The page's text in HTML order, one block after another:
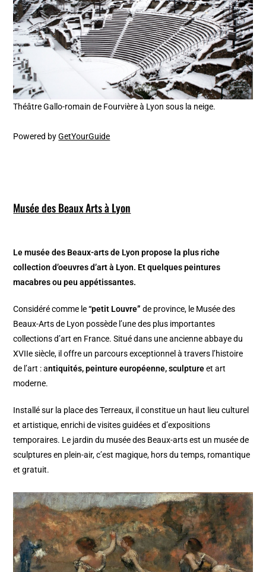
Théâtre Gallo-romain de Fourvière à Lyon sous la neige.
Powered byGetYourGuide
Musée des Beaux Arts à Lyon
Le musée des Beaux-arts de Lyon propose la plus riche
collection d’oeuvres d’art à Lyon. Et quelques peintures
macabres ou peu appétissantes.
Considéré comme le“petit Louvre”de province, le Musée des
Beaux-Arts de Lyon possède l’une des plus importantes
collections d’art en France. Situé dans une ancienne abbaye du
XVIIe siècle, il offre un parcours exceptionnel à travers l’histoire
de l’art : antiquités, peinture européenne, sculptureet art
moderne.
Installé sur la place des Terreaux, il constitue un haut lieu culturel
et artistique, enrichi de visites guidées et d’expositions
temporaires. Le jardin du musée des Beaux-arts est un musée de
sculptures en plein-air, c’est magique, hors du temps, romantique
et gratuit.